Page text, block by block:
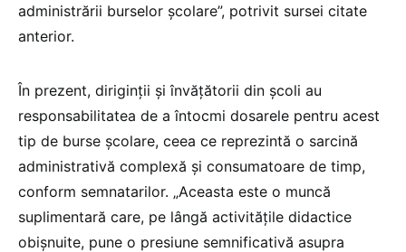
administrării burselor școlare”, potrivit sursei citate
anterior.
În prezent, diriginții și învățătorii din școli au
responsabilitatea de a întocmi dosarele pentru acest
tip de burse școlare, ceea ce reprezintă o sarcină
administrativă complexă și consumatoare de timp,
conform semnatarilor. „Aceasta este o muncă
suplimentară care, pe lângă activitățile didactice
obișnuite, pune o presiune semnificativă asupra